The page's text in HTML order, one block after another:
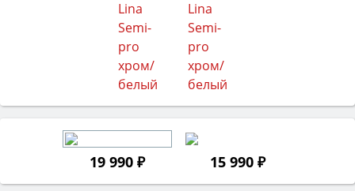
19 990 ₽ 15 990 ₽